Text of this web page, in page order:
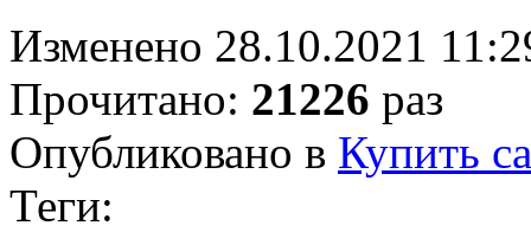
Изменено 28.10.2021
Прочитано: 21226 раз
Опубликовано в Купить
Теги: